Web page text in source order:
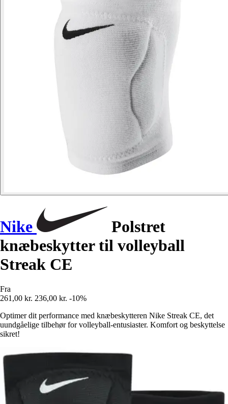
Nike
Polstret
knæbeskytter til volleyball
Streak CE
Fra
261,00 kr. 236,00 kr. -10%
Optimer dit performance med knæbeskytteren Nike Streak CE, det
uundgåelige tilbehør for volleyball-entusiaster. Komfort og beskyttelse
sikret!